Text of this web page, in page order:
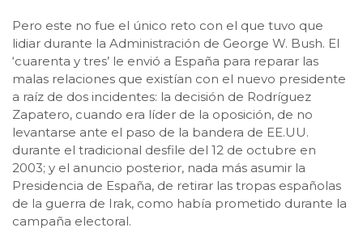
Pero este no fue el único reto con el que tuvo que
lidiar durante la Administración de George W. Bush. El
‘cuarenta y tres’ le envió a España para reparar las
malas relaciones que existían con el nuevo presidente
a raíz de dos incidentes: la decisión de Rodríguez
Zapatero, cuando era líder de la oposición, de no
levantarse ante el paso de la bandera de EE.UU.
durante el tradicional desfile del 12 de octubre en
2003; y el anuncio posterior, nada más asumir la
Presidencia de España, de retirar las tropas españolas
de la guerra de Irak, como había prometido durante la
campaña electoral.